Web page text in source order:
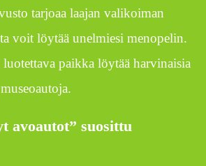
tarjoaa laajan valikoiman
voit löytää unelmiesi menopelin.
paikka löytää harvinaisia
avoautot” suosittu